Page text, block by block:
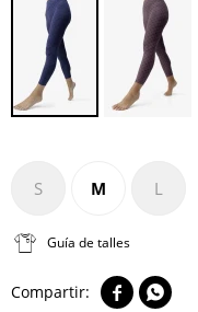
S M L
Guía de talles
 